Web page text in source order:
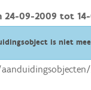
24-09-2009 tot
is niet